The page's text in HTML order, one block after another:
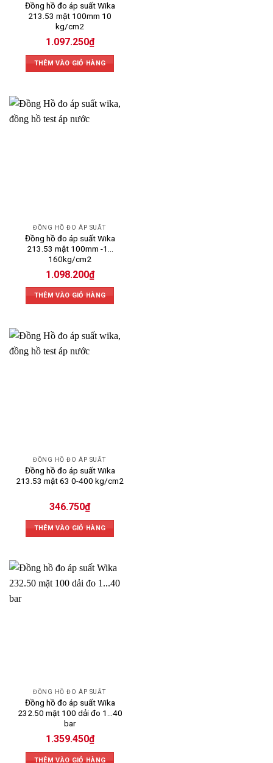
Đồng hồ đo áp suất Wika
213.53 mặt 100mm 10
kg/cm2
1.097.250₫
THÊM VÀO GIỎ HÀNG
ĐỒNG HỒ ĐO ÁP SUẤT
Đồng hồ đo áp suất Wika
213.53 mặt 100mm -1…
160kg/cm2
1.098.200₫
THÊM VÀO GIỎ HÀNG
ĐỒNG HỒ ĐO ÁP SUẤT
Đồng hồ đo áp suất Wika
213.53 mặt 63 0-400 kg/cm2
346.750₫
THÊM VÀO GIỎ HÀNG
ĐỒNG HỒ ĐO ÁP SUẤT
Đồng hồ đo áp suất Wika
232.50 mặt 100 dải đo 1…40
bar
1.359.450₫
THÊM VÀO GIỎ HÀNG